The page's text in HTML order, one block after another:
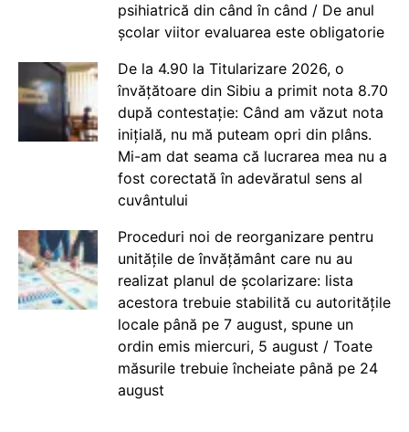
psihiatrică din când în când / De anul
școlar viitor evaluarea este obligatorie
De la 4.90 la Titularizare 2026, o
învățătoare din Sibiu a primit nota 8.70
după contestație: Când am văzut nota
inițială, nu mă puteam opri din plâns.
Mi-am dat seama că lucrarea mea nu a
fost corectată în adevăratul sens al
cuvântului
Proceduri noi de reorganizare pentru
unitățile de învățământ care nu au
realizat planul de școlarizare: lista
acestora trebuie stabilită cu autoritățile
locale până pe 7 august, spune un
ordin emis miercuri, 5 august / Toate
măsurile trebuie încheiate până pe 24
august